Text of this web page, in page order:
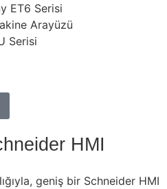
ET6 Serisi
Arayüzü
Serisi
HMI
geniş bir Schneider HMI